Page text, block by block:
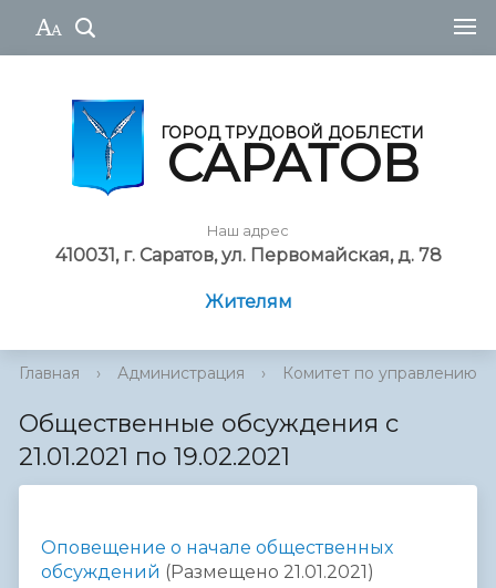
ГОРОД ТРУДОВОЙ ДОБЛЕСТИ
САРАТОВ
Наш адрес
410031, г. Саратов, ул. Первомайская, д. 78
Жителям
Главная › Администрация › Комитет по управлению
Общественные обсуждения с
21.01.2021 по 19.02.2021
Оповещение о начале общественных
обсуждений (Размещено 21.01.2021)